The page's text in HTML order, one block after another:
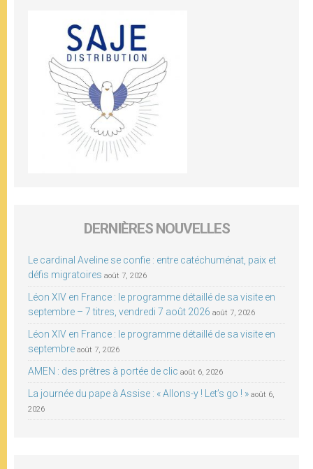
DERNIÈRES NOUVELLES
Le cardinal Aveline se confie : entre catéchuménat, paix et
défis migratoires août 7, 2026
Léon XIV en France : le programme détaillé de sa visite en
septembre – 7 titres, vendredi 7 août 2026 août 7, 2026
Léon XIV en France : le programme détaillé de sa visite en
septembre août 7, 2026
AMEN : des prêtres à portée de clic août 6, 2026
La journée du pape à Assise : « Allons-y ! Let’s go ! » août 6,
2026